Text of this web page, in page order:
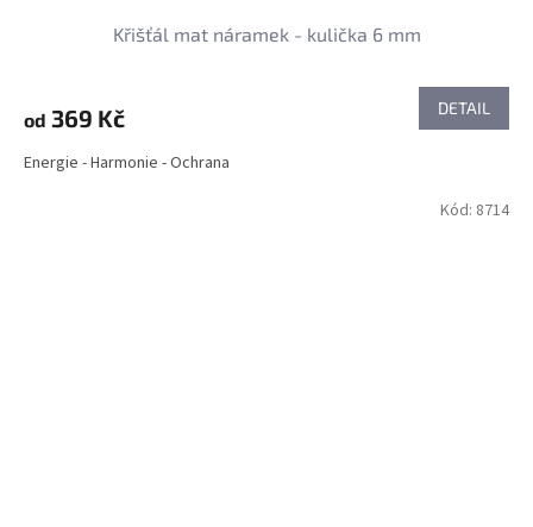
Křišťál mat náramek - kulička 6 mm
od 369 Kč DETAIL
Energie - Harmonie - Ochrana
Kód: 8714